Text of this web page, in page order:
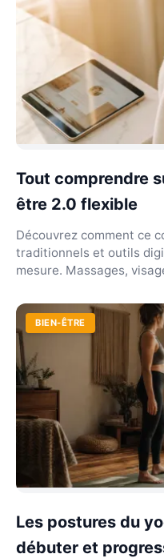
Tout comprendre
être 2.0 flexible
Découvrez comment ce
traditionnels et outils
mesure. Massages,
BIEN-ÊTRE
Les postures du
débuter et